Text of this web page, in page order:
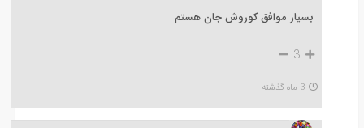
بسیار موافق کوروش جان هستم
3
3 ماه گذشته